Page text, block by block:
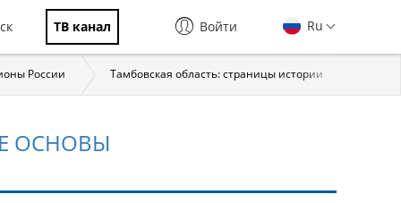
ТВ канал Ru
Войти
России Тамбовская область: страницы истории
ОСНОВЫ